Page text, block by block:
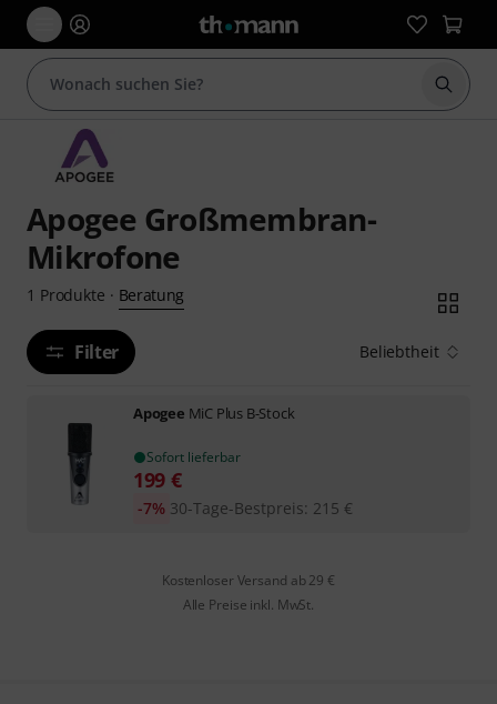
Suche
Apogee Großmembran-
Mikrofone
1 Produkte · Beratung
Filter Beliebtheit
Apogee MiC Plus B-Stock
Sofort lieferbar
199 €
30-Tage-Bestpreis: 215 €
-7%
Kostenloser Versand ab 29 €
Alle Preise inkl. MwSt.